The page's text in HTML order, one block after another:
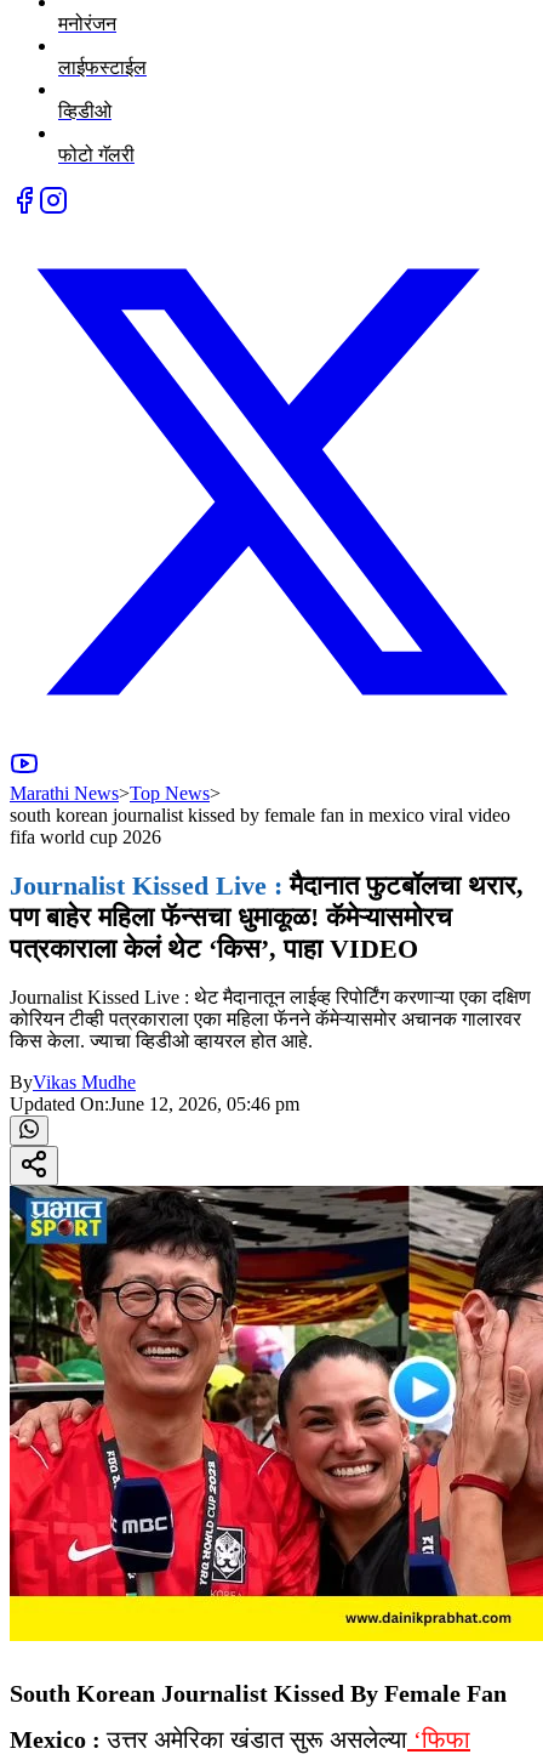
मनोरंजन
लाईफस्टाईल
व्हिडीओ
फोटो गॅलरी
Marathi News>Top News>
south korean journalist kissed by female fan in mexico viral video
fifa world cup 2026
Journalist Kissed Live : मैदानात फुटबॉलचा थरार,
पण बाहेर महिला फॅन्सचा धुमाकूळ! कॅमेऱ्यासमोरच
पत्रकाराला केलं थेट ‘किस’, पाहा VIDEO
Journalist Kissed Live : थेट मैदानातून लाईव्ह रिपोर्टिंग करणाऱ्या एका दक्षिण
कोरियन टीव्ही पत्रकाराला एका महिला फॅनने कॅमेऱ्यासमोर अचानक गालारवर
किस केला. ज्याचा व्हिडीओ व्हायरल होत आहे.
ByVikas Mudhe
Updated On:June 12, 2026, 05:46 pm
South Korean Journalist Kissed By Female Fan
Mexico : उत्तर अमेरिका खंडात सुरू असलेल्या ‘फिफा